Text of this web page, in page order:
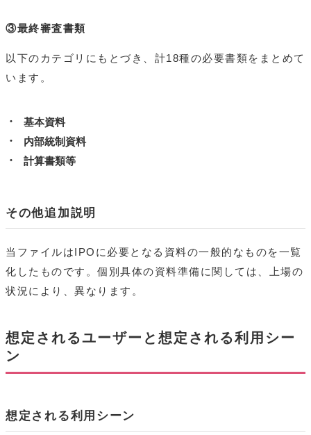
③最終審査書類
以下のカテゴリにもとづき、計18種の必要書類をまとめて
います。
基本資料
内部統制資料
計算書類等
その他追加説明
当ファイルはIPOに必要となる資料の一般的なものを一覧
化したものです。個別具体の資料準備に関しては、上場の
状況により、異なります。
想定されるユーザーと想定される利用シー
ン
想定される利用シーン